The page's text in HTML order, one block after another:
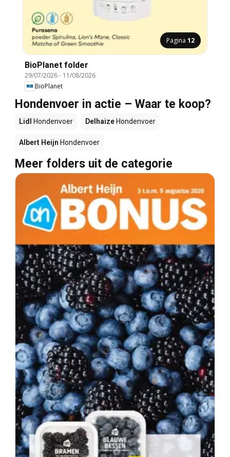
Pagina 12
BioPlanet folder
29/07/2026- 11/08/2026
BioPlanet
Hondenvoer in actie – Waar te koop?
Lidl Hondenvoer Delhaize Hondenvoer
Albert Heijn Hondenvoer
Meer folders uit de categorie